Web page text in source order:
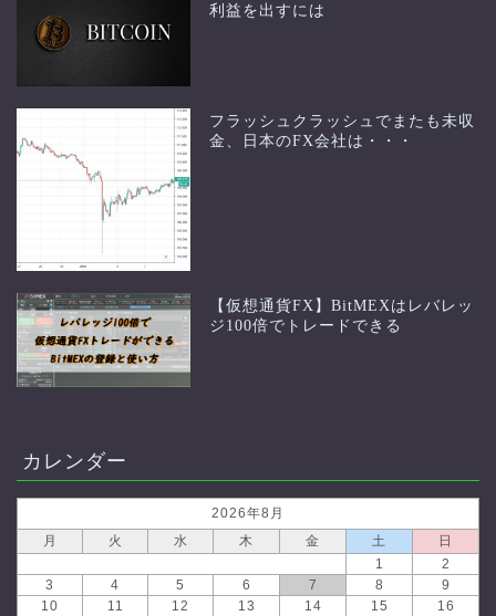
利益を出すには
フラッシュクラッシュでまたも未収
金、日本のFX会社は・・・
【仮想通貨FX】BitMEXはレバレッ
ジ100倍でトレードできる
カレンダー
2026年8月
月
火 水 木 金 土
日
1
2
3
4 5 6 7 8
9
10
11 12 13 14 15
16